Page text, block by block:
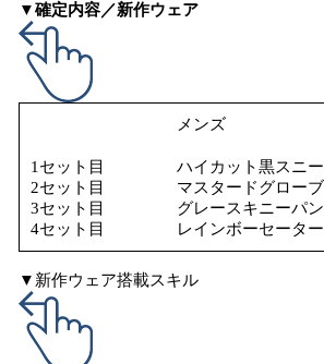
▼確定内容／新作ウェア
メンズ
1セット目
2セット目
3セット目
4セット目
ハイカット黒スニ
マスタードグローブ
グレースキニーパ
レインボーセーター
▼新作ウェア搭載スキル